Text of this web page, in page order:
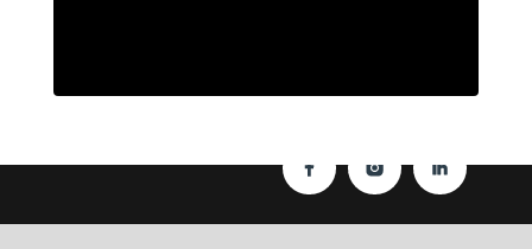
Datenschutz|Impressum| © perey-medien